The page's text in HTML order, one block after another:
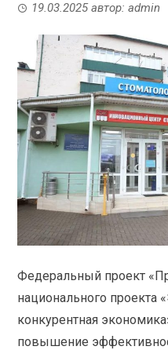
19.03.2025автор:admin
Федеральный проект
национального проекта
конкурентная
повышение